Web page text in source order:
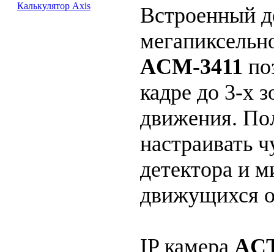
Калькулятор Axis
Встроенный
ACM-3411
кадре до 3-х
движения.
настраивать
детектора и
движущихся
IP камера